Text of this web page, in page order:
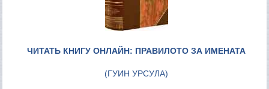
ЧИТАТЬ КНИГУ ОНЛАЙН: ПРАВИЛОТО ЗА ИМЕНАТА
(ГУИН УРСУЛА)